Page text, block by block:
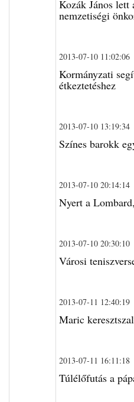
Kozák János lett
nemzetiségi
2013-07-10 11:02:06
Kormányzati
étkeztetéshez
2013-07-10 13:19:34
Színes barokk
2013-07-10 20:14:14
Nyert a
2013-07-10 20:30:10
Városi
2013-07-11 12:40:19
Maric
2013-07-11 16:11:18
Túlélőfutás a